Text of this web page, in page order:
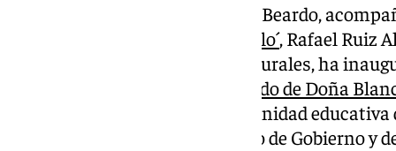
El alcalde de El Puerto, Germán Beardo,
Asociación de Vecinos `El Castillo´, Rafael Ruiz
representación de las mujeres rurales, ha
Poblado de Doña
gran representación de la comunidad
y distintos miembros del equipo de Gobierno y